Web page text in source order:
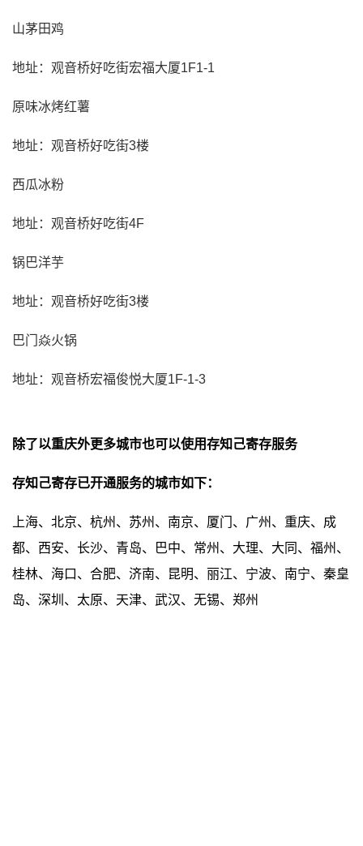
山茅田鸡
地址：观音桥好吃街宏福大厦1F1-1
原味冰烤红薯
地址：观音桥好吃街3楼
西瓜冰粉
地址：观音桥好吃街4F
锅巴洋芋
地址：观音桥好吃街3楼
巴门焱火锅
地址：观音桥宏福俊悦大厦1F-1-3
除了以重庆外更多城市也可以使用存知己寄存服务
存知己寄存已开通服务的城市如下：
上海、北京、杭州、苏州、南京、厦门、广州、重庆、成
都、西安、长沙、青岛、巴中、常州、大理、大同、福州、
桂林、海口、合肥、济南、昆明、丽江、宁波、南宁、秦皇
岛、深圳、太原、天津、武汉、无锡、郑州